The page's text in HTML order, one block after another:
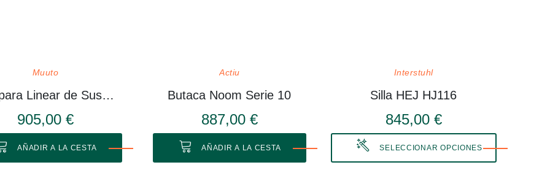
Muuto
Lámpara Linear de Suspensión
905,00 €
AÑADIR A LA CESTA
Actiu
Butaca Noom Serie 10
887,00 €
AÑADIR A LA CESTA
Interstuhl
Silla HEJ HJ116
845,00 €
SELECCIONAR OPCIONES